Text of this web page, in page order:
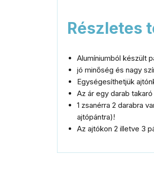
Részletes
Alumíniumból készült
jó minőség és nagy
Egységesíthetjük
Az ár egy darab
1 zsanérra 2 darabra
ajtópántra)!
Az ajtókon 2 illetve 3